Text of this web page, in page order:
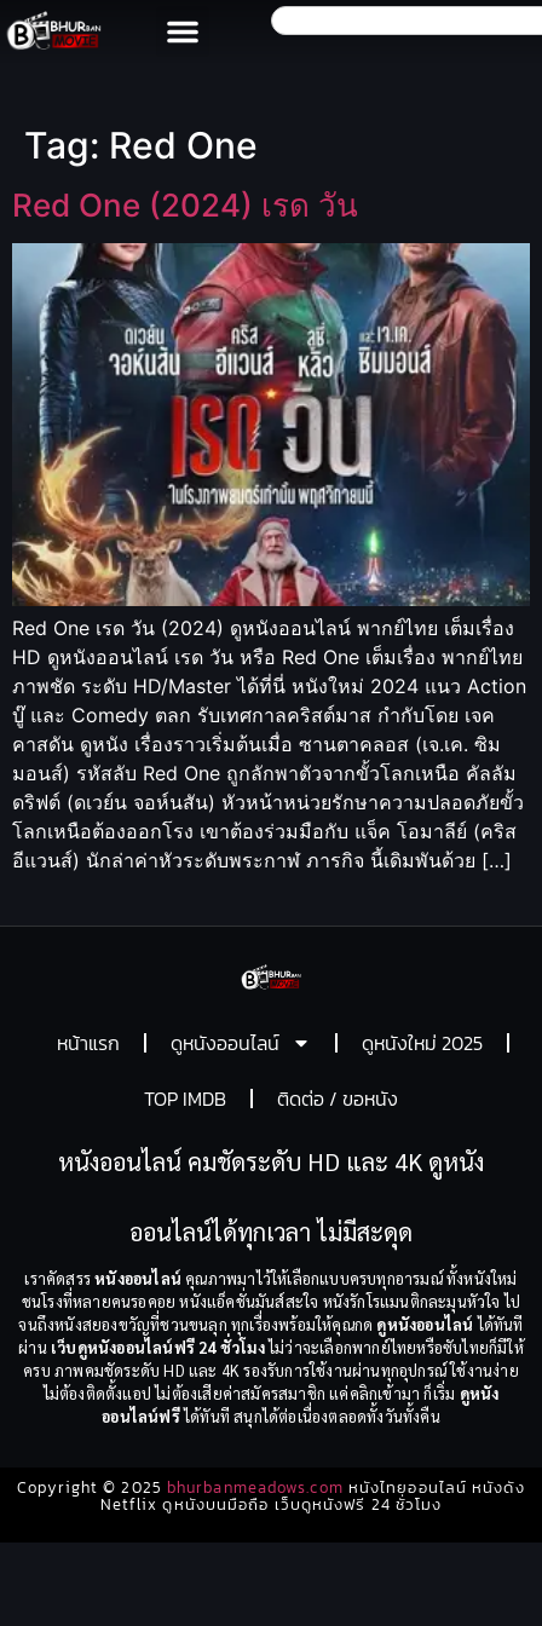
Tag: Red One
Red One (2024) เรด วัน
Red One เรด วัน (2024) ดูหนังออนไลน์ พากย์ไทย เต็มเรื่อง
HD ดูหนังออนไลน์ เรด วัน หรือ Red One เต็มเรื่อง พากย์ไทย
ภาพชัด ระดับ HD/Master ได้ที่นี่ หนังใหม่ 2024 แนว Action
บู๊ และ Comedy ตลก รับเทศกาลคริสต์มาส กำกับโดย เจค
คาสดัน ดูหนัง เรื่องราวเริ่มต้นเมื่อ ซานตาคลอส (เจ.เค. ซิม
มอนส์) รหัสลับ Red One ถูกลักพาตัวจากขั้วโลกเหนือ คัลลัม
ดริฟต์ (ดเวย์น จอห์นสัน) หัวหน้าหน่วยรักษาความปลอดภัยขั้ว
โลกเหนือต้องออกโรง เขาต้องร่วมมือกับ แจ็ค โอมาลีย์ (คริส
อีแวนส์) นักล่าค่าหัวระดับพระกาฬ ภารกิจ นี้เดิมพันด้วย […]
หน้าแรก ดูหนังออนไลน์
ดูหนังใหม่ 2025
TOP IMDB
ติดต่อ / ขอหนัง
หนังออนไลน์ คมชัดระดับ HD และ 4K ดูหนัง
ออนไลน์ได้ทุกเวลา ไม่มีสะดุด
เราคัดสรรหนังออนไลน์ คุณภาพมาไว้ให้เลือกแบบครบทุกอารมณ์ ทั้งหนังใหม่
ชนโรงที่หลายคนรอคอย หนังแอ็คชั่นมันส์สะใจ หนังรักโรแมนติกละมุนหัวใจ ไป
จนถึงหนังสยองขวัญที่ชวนขนลุก ทุกเรื่องพร้อมให้คุณกด ดูหนังออนไลน์ ได้ทันที
ผ่าน เว็บดูหนังออนไลน์ฟรี 24 ชั่วโมงไม่ว่าจะเลือกพากย์ไทยหรือซับไทยก็มีให้
ครบ ภาพคมชัดระดับ HD และ 4K รองรับการใช้งานผ่านทุกอุปกรณ์ ใช้งานง่าย
ไม่ต้องติดตั้งแอป ไม่ต้องเสียค่าสมัครสมาชิก แค่คลิกเข้ามา ก็เริ่ม ดูหนัง
ออนไลน์ฟรีได้ทันที สนุกได้ต่อเนื่องตลอดทั้งวันทั้งคืน
Copyright © 2025 bhurbanmeadows.com หนังไทยออนไลน์ หนังดัง
Netflix ดูหนังบนมือถือ เว็บดูหนังฟรี 24 ชั่วโมง